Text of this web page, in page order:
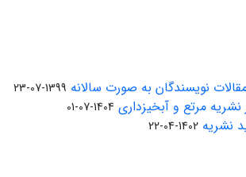
نویسندگان به صورت سالانه 1399-07-23
مرتع و آبخیزداری 1404-07-01
نشریه 1402-04-22